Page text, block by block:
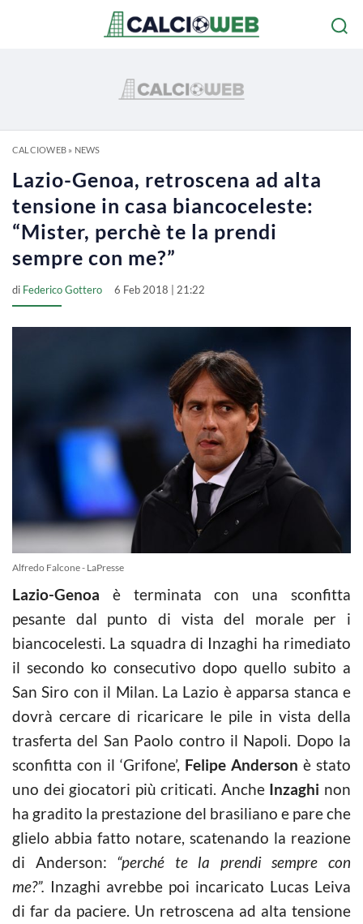
CALCIOWEB» NEWS
Lazio-Genoa, retroscena ad alta
tensione in casa biancoceleste:
“Mister, perchè te la prendi
sempre con me?”
di Federico Gottero 6 Feb 2018 | 21:22
Alfredo Falcone - LaPresse
Lazio-Genoa è terminata con una sconfitta
pesante dal punto di vista del morale per i
biancocelesti. La squadra di Inzaghi ha rimediato
il secondo ko consecutivo dopo quello subito a
San Siro con il Milan. La Lazio è apparsa stanca e
dovrà cercare di ricaricare le pile in vista della
trasferta del San Paolo contro il Napoli. Dopo la
sconfitta con il ‘Grifone’, Felipe Anderson è stato
uno dei giocatori più criticati. Anche Inzaghi non
ha gradito la prestazione del brasiliano e pare che
glielo abbia fatto notare, scatenando la reazione
di Anderson: “perché te la prendi sempre con
me?”. Inzaghi avrebbe poi incaricato Lucas Leiva
di far da paciere. Un retroscena ad alta tensione